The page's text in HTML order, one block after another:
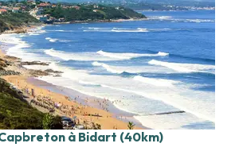
à Bidart (40km)